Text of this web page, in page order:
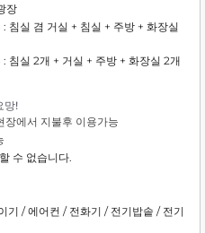
장
: 침실 겸 거실 + 침실 + 주방 + 화장실
: 침실 2개 + 거실 + 주방 + 화장실 2개
망!
에서 지불후 이용가능
수 없습니다.
기 / 에어컨 / 전화기 / 전기밥솥 / 전기